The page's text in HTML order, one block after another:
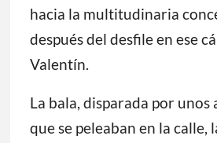
hacia la multitudinaria
después del desfile en ese
Valentín.
La bala, disparada por unos
que se peleaban en la calle,